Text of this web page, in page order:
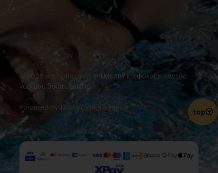
© 2026 e-poolfashion.gr | Με την επιφύλαξη παντός
νομίμου δικαιώματος.
Powered by ILUMA Digital Agency. top